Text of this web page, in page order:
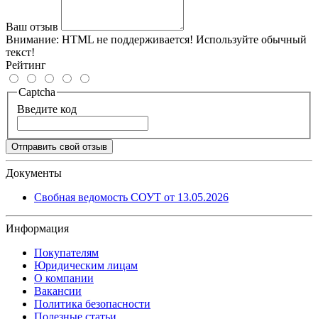
Ваш отзыв
Внимание: HTML не поддерживается! Используйте обычный
текст!
Рейтинг
Captcha
Введите код
Отправить свой отзыв
Документы
Свобная ведомость СОУТ от 13.05.2026
Информация
Покупателям
Юридическим лицам
О компании
Вакансии
Политика безопасности
Полезные статьи